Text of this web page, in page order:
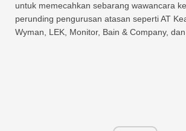
untuk memecahkan sebarang wawancara
perunding pengurusan atasan seperti AT
Wyman, LEK, Monitor, Bain & Company,